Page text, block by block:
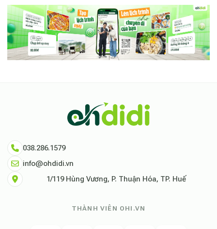
038.286.1579
info@ohdidi.vn
1/119 Hùng Vương, P. Thuận Hóa, TP. Huế
THÀNH VIÊN OHI.VN